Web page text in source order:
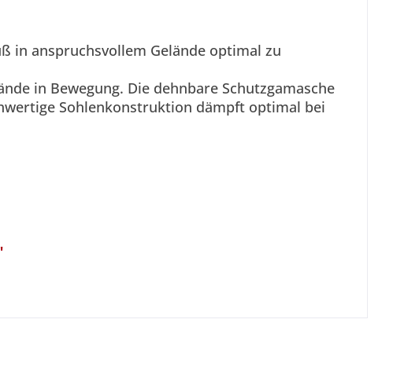
in anspruchsvollem Gelände optimal zu
in Bewegung. Die dehnbare Schutzgamasche
Sohlenkonstruktion dämpft optimal bei